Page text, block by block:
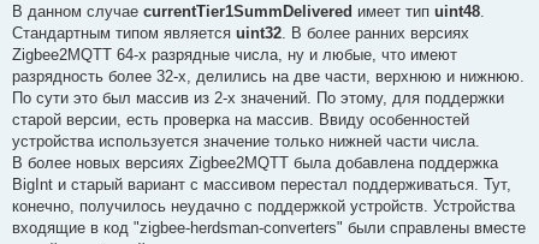
В данном случае currentTier1SummDelivered имеет тип uint48
Стандартным типом является uint32 . В более ранних версиях
Zigbee2MQTT 64-х разрядные числа, ну и любые, что имеют
разрядность более 32-х, делились на две части, верхнюю и нижнюю.
По сути это был массив из 2-х значений. По этому, для поддержки
старой версии, есть проверка на массив. Ввиду особенностей
устройства используется значение только нижней части числа.
В более новых версиях Zigbee2MQTT была добавлена поддержка
BigInt и старый вариант с массивом перестал поддерживаться. Тут,
конечно, получилось неудачно с поддержкой устройств. Устройства
входящие в код "zigbee-herdsman-converters" были справлены вместе